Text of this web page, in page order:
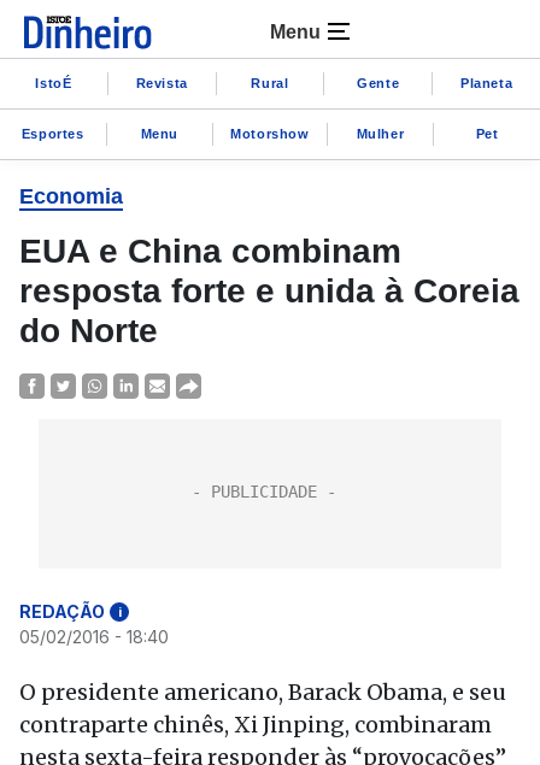
Menu
IstoÉ Revista Rural Gente Planeta
Esportes Menu Motorshow Mulher Pet
Economia
EUA e China combinam
resposta forte e unida à Coreia
do Norte
REDAÇÃO i
05/02/2016 - 18:40
O presidente americano, Barack Obama, e seu
contraparte chinês, Xi Jinping, combinaram
nesta sexta-feira responder às “provocações”